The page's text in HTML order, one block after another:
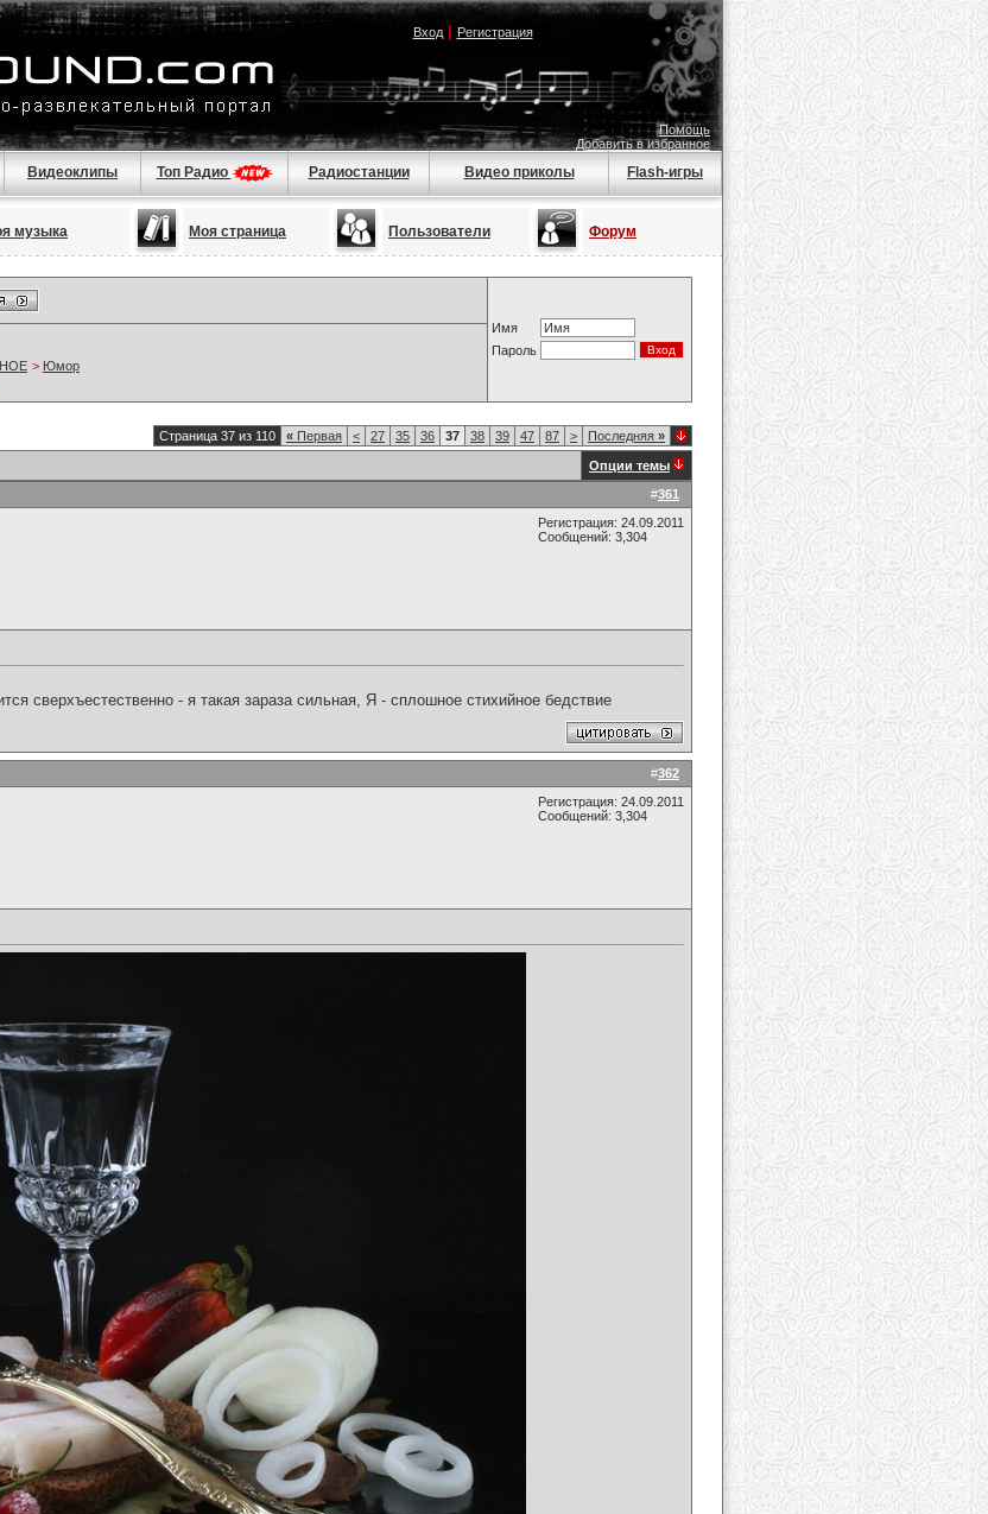
Вход| Регистрация
Помощь
Добавить в избранное
Видеоклипы Топ Радио Радиостанции Видео приколы Flash-игры
музыка Моя страница Пользователи Форум
Имя
Пароль
> Юмор
Страница 37 из 110 « Первая < 27 35 36 37 38 39 47 87 > Последняя »
Опции темы
#361
Регистрация: 24.09.2011
Сообщений: 3,304
сверхъестественно - я такая зараза сильная, Я - сплошное стихийное бедствие
#362
Регистрация: 24.09.2011
Сообщений: 3,304